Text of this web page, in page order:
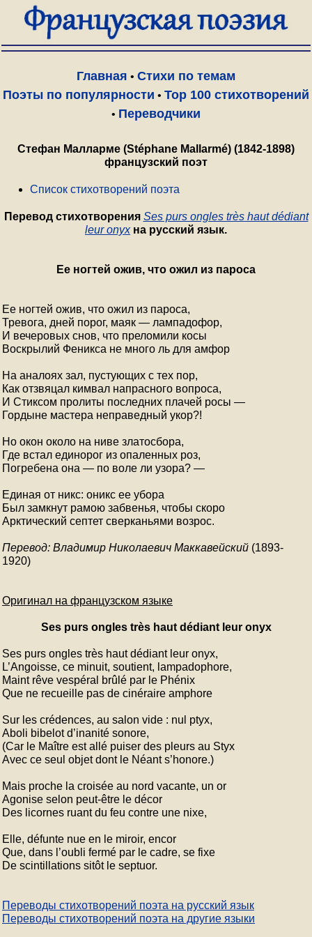
Главная • Стихи по темам
Поэты по популярности • Top 100 стихотворений
• Переводчики
Стефан Малларме (Stéphane Mallarmé) (1842-1898)
французский поэт
Список стихотворений поэта
Перевод стихотворения Ses purs ongles très haut dédiant
leur onyxна русский язык.
Ее ногтей ожив, что ожил из пароса
Ее ногтей ожив, что ожил из пароса,
Тревога, дней порог, маяк — лампадофор,
И вечеровых снов, что преломили косы
Воскрылий Феникса не много ль для амфор
На аналоях зал, пустующих с тех пор,
Как отзвяцал кимвал напрасного вопроса,
И Стиксом пролиты последних плачей росы —
Гордыне мастера неправедный укор?!
Но окон около на ниве златосбора,
Где встал единорог из опаленных роз,
Погребена она — по воле ли узора? —
Единая от никс: оникс ее убора
Был замкнут рамою забвенья, чтобы скоро
Арктический септет сверканьями возрос.
Перевод: Владимир Николаевич Маккавейский (1893-
1920)
Оригинал на французском языке
Ses purs ongles très haut dédiant leur onyx
Ses purs ongles très haut dédiant leur onyx,
L’Angoisse, ce minuit, soutient, lampadophore,
Maint rêve vespéral brûlé par le Phénix
Que ne recueille pas de cinéraire amphore
Sur les crédences, au salon vide : nul ptyx,
Aboli bibelot d’inanité sonore,
(Car le Maître est allé puiser des pleurs au Styx
Avec ce seul objet dont le Néant s’honore.)
Mais proche la croisée au nord vacante, un or
Agonise selon peut-être le décor
Des licornes ruant du feu contre une nixe,
Elle, défunte nue en le miroir, encor
Que, dans l’oubli fermé par le cadre, se fixe
Переводы стихотворений поэта на русский язык
Переводы стихотворений поэта на другие языки